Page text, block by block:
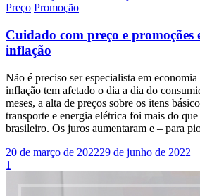
Preço Promoção
Cuidado com preço e promoções
inflação
Não é preciso ser especialista em
inflação tem afetado o dia a dia do
meses, a alta de preços sobre os itens
transporte e energia elétrica foi mais do
brasileiro. Os juros aumentaram e – para
20 de março de 202229 de junho de 2022
1